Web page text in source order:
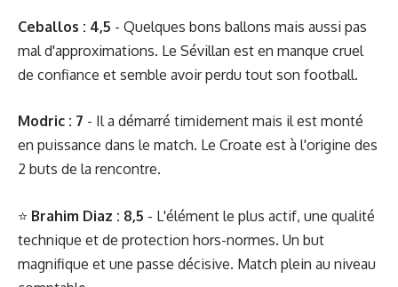
Ceballos : 4,5 - Quelques bons ballons mais aussi pas
mal d'approximations. Le Sévillan est en manque cruel
de confiance et semble avoir perdu tout son football.
Modric : 7 - Il a démarré timidement mais il est monté
en puissance dans le match. Le Croate est à l'origine des
2 buts de la rencontre.
⭐️ Brahim Diaz : 8,5 - L'élément le plus actif, une qualité
technique et de protection hors-normes. Un but
magnifique et une passe décisive. Match plein au niveau